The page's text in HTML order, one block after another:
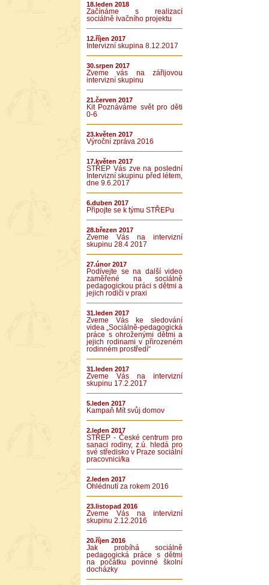
18.leden 2018
Začínáme s realizací
sociálně ivačního projektu
12.říjen 2017
Intervizní skupina 8.12.2017
30.srpen 2017
Zveme vás na zářijovou
intervizní skupinu
21.červen 2017
Kit Poznáváme svět pro děti
0-6
23.květen 2017
Výroční zpráva 2016
17.květen 2017
STŘEP Vás zve na poslední
Intervizní skupinu před létem,
dne 9.6.2017
6.duben 2017
Připojte se k týmu STŘEPu
28.březen 2017
Zveme Vás na intervizní
skupinu 28.4 2017
27.únor 2017
Podívejte se na další video
zaměřené na sociálně
pedagogickou práci s dětmi a
jejich rodiči v praxi
31.leden 2017
Zveme Vás ke sledování
videa „Sociálně-pedagogická
práce s ohroženými dětmi a
jejich rodinami v přirozeném
rodinném prostředí“
31.leden 2017
Zveme Vás na intervizní
skupinu 17.2.2017
5.leden 2017
Kampaň Mít svůj domov
2.leden 2017
STŘEP - České centrum pro
sanaci rodiny, z.ú. hledá pro
své středisko v Praze sociální
pracovnici/ka
2.leden 2017
Ohlédnutí za rokem 2016
23.listopad 2016
Zveme Vás na intervizní
skupinu 2.12.2016
20.říjen 2016
Jak probíhá sociálně
pedagogická práce s dětmi
na počátku povinné školní
docházky